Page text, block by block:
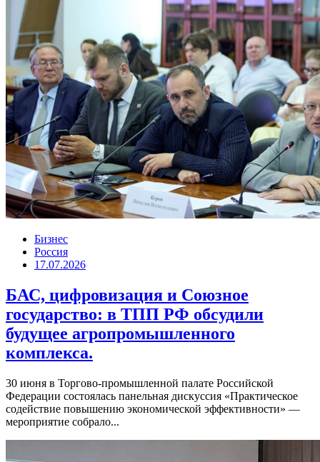
Бизнес
Россия
17.07.2026
БАС, цифровизация и Союзное
государство: в ТПП РФ обсудили
будущее агропромышленного
комплекса.
30 июня в Торгово-промышленной палате Российской
Федерации состоялась панельная дискуссия «Практическое
содействие повышению экономической эффективности» —
мероприятие собрало...